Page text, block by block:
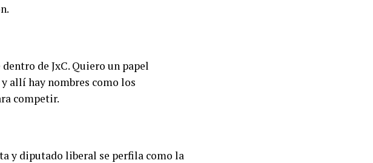
de JxC. Quiero un papel
allí hay nombres como los
competir.
y diputado liberal se perfila como la